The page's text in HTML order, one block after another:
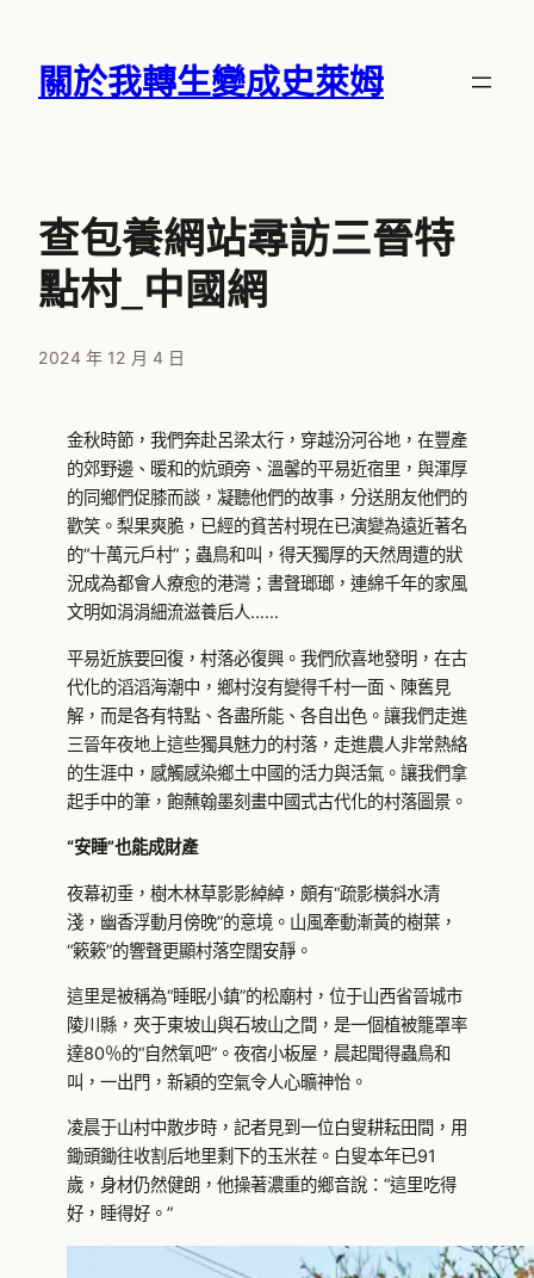
關於我轉生變成史萊姆
查包養網站尋訪三晉特
點村_中國網
2024 年 12 月 4 日
金秋時節，我們奔赴呂梁太行，穿越汾河谷地，在豐產
的郊野邊、暖和的炕頭旁、溫馨的平易近宿里，與渾厚
的同鄉們促膝而談，凝聽他們的故事，分送朋友他們的
歡笑。梨果爽脆，已經的貧苦村現在已演變為遠近著名
的“十萬元戶村”；蟲鳥和叫，得天獨厚的天然周遭的狀
況成為都會人療愈的港灣；書聲瑯瑯，連綿千年的家風
文明如涓涓細流滋養后人……
平易近族要回復，村落必復興。我們欣喜地發明，在古
代化的滔滔海潮中，鄉村沒有變得千村一面、陳舊見
解，而是各有特點、各盡所能、各自出色。讓我們走進
三晉年夜地上這些獨具魅力的村落，走進農人非常熱絡
的生涯中，感觸感染鄉土中國的活力與活氣。讓我們拿
起手中的筆，飽蘸翰墨刻畫中國式古代化的村落圖景。
“安睡”也能成財產
夜幕初垂，樹木林草影影綽綽，頗有“疏影橫斜水清
淺，幽香浮動月傍晚”的意境。山風牽動漸黃的樹葉，
“簌簌”的響聲更顯村落空闊安靜。
這里是被稱為“睡眠小鎮”的松廟村，位于山西省晉城市
陵川縣，夾于東坡山與石坡山之間，是一個植被籠罩率
達80％的“自然氧吧”。夜宿小板屋，晨起聞得蟲鳥和
叫，一出門，新穎的空氣令人心曠神怡。
凌晨于山村中散步時，記者見到一位白叟耕耘田間，用
鋤頭鋤往收割后地里剩下的玉米茬。白叟本年已91
歲，身材仍然健朗，他操著濃重的鄉音說：“這里吃得
好，睡得好。”